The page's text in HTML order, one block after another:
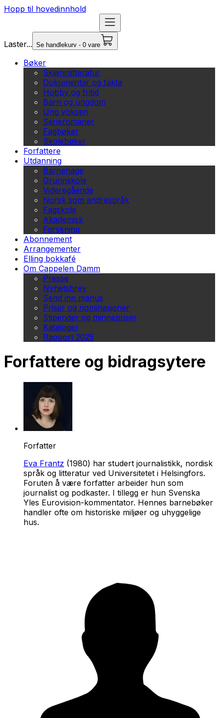
Hopp til hovedinnhold
Laster... Se handlekurv - 0 vare
Bøker
Skjønnlitteratur
Dokumentar og fakta
Hobby og fritid
Barn og ungdom
Ung voksen
Serieromaner
Fagbøker
Skolebøker
Forfattere
Utdanning
Barnehage
Grunnskole
Videregående
Norsk som andrespråk
Fagskole
Akademisk
Forskning
Abonnement
Arrangementer
Elling bokkafé
Om Cappelen Damm
Presse
Nyhetsbrev
Send inn manus
Priser og nominasjoner
Stipender og minnepriser
Kataloger
Rapport 2025
Forfattere og bidragsytere
Forfatter
Eva Frantz (1980) har studert journalistikk, nordisk
språk og litteratur ved Universitetet i Helsingfors.
Foruten å være forfatter arbeider hun som
journalist og podkaster. I tillegg er hun Svenska
Yles Eurovision-kommentator. Hennes barnebøker
handler ofte om historiske miljøer og uhyggelige
hus.